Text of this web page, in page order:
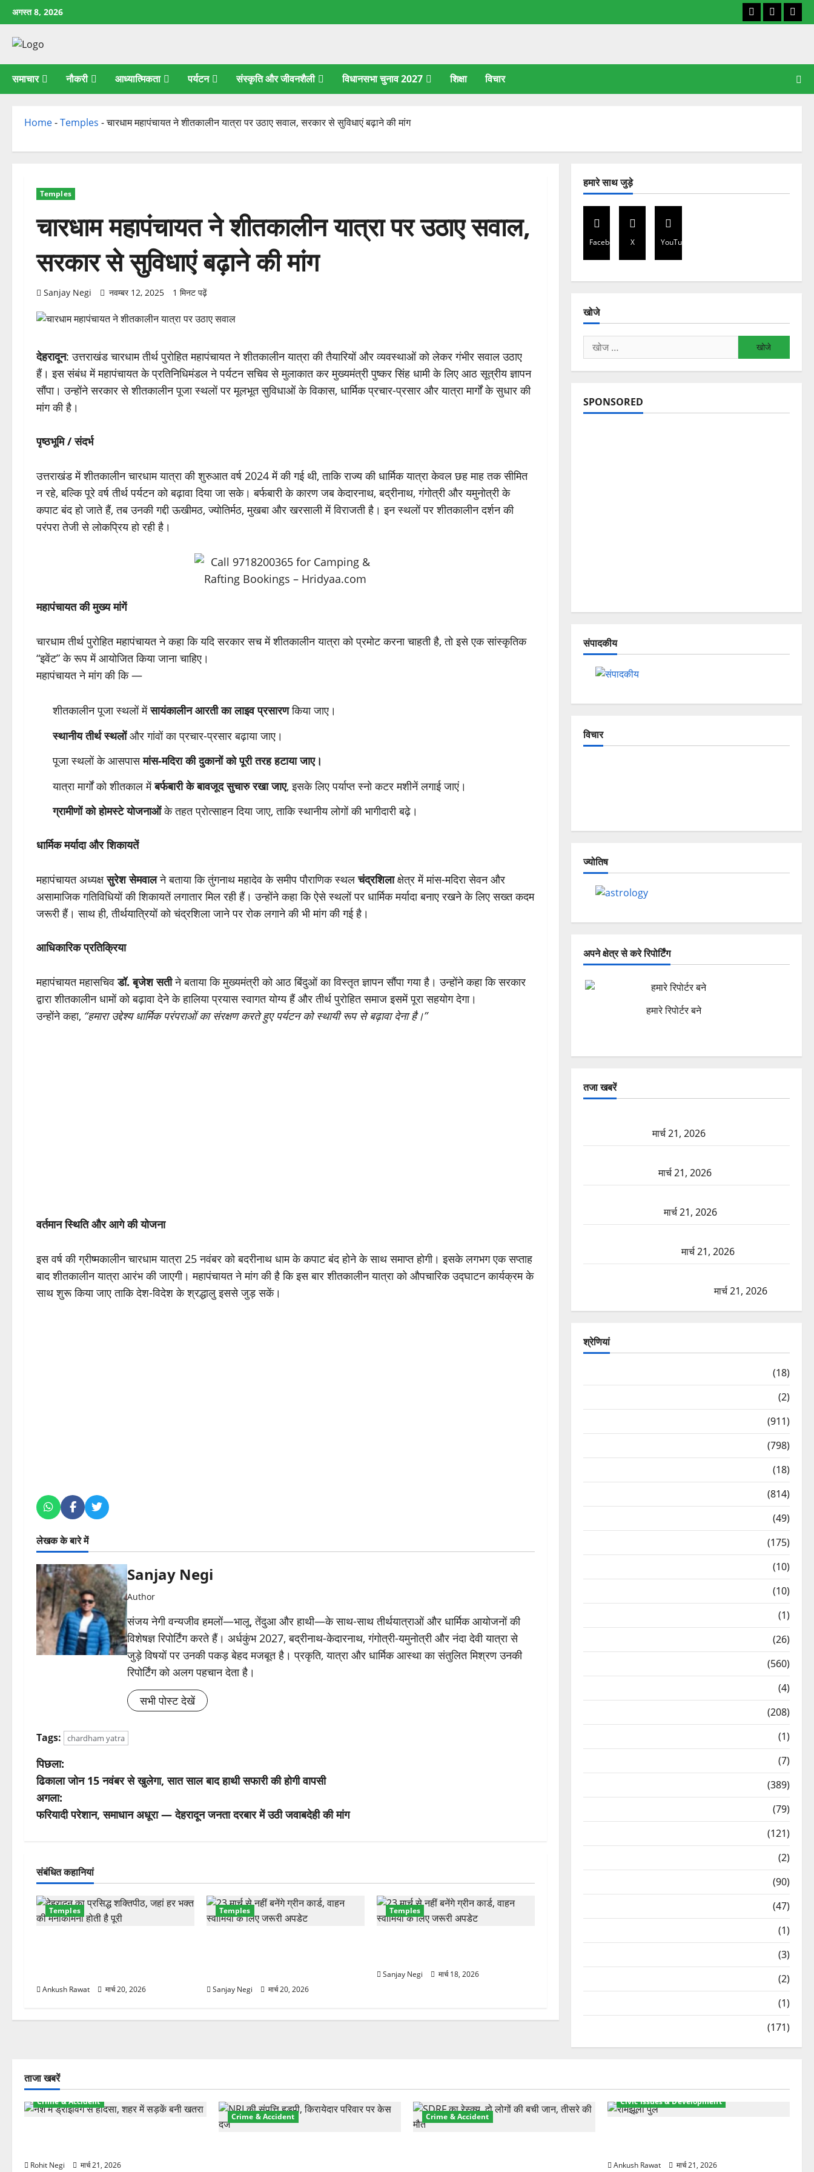
छोड़कर
सामग्री
अगस्त 8, 2026 Facebook
X
समाचार नौकरी आध्यात्मिकता पर्यटन संस्कृति और जीवनशैली विधानसभा चुनाव 2027 शिक्षा विचार
Home-Temples -चारधाम महापंचायत ने शीतकालीन यात्रा पर उठाए सवाल, सरकार से सुविधाएं बढ़ाने की मांग
Temples
चारधाम महापंचायत ने शीतकालीन यात्रा पर उठाए सवाल,
सरकार से सुविधाएं बढ़ाने की मांग
Sanjay Negi नवम्बर 12, 2025 1 मिनट पढ़ें
देहरादून: उत्तराखंड चारधाम तीर्थ पुरोहित महापंचायत ने शीतकालीन यात्रा की तैयारियों और व्यवस्थाओं को लेकर गंभीर सवाल उठाए
हैं। इस संबंध में महापंचायत के प्रतिनिधिमंडल ने पर्यटन सचिव से मुलाकात कर मुख्यमंत्री पुष्कर सिंह धामी के लिए आठ सूत्रीय ज्ञापन
सौंपा। उन्होंने सरकार से शीतकालीन पूजा स्थलों पर मूलभूत सुविधाओं के विकास, धार्मिक प्रचार-प्रसार और यात्रा मार्गों के सुधार की
मांग की है।
पृष्ठभूमि / संदर्भ
उत्तराखंड में शीतकालीन चारधाम यात्रा की शुरुआत वर्ष 2024 में की गई थी, ताकि राज्य की धार्मिक यात्रा केवल छह माह तक सीमित
न रहे, बल्कि पूरे वर्ष तीर्थ पर्यटन को बढ़ावा दिया जा सके। बर्फबारी के कारण जब केदारनाथ, बद्रीनाथ, गंगोत्री और यमुनोत्री के
कपाट बंद हो जाते हैं, तब उनकी गद्दी ऊखीमठ, ज्योतिर्मठ, मुखबा और खरसाली में विराजती है। इन स्थलों पर शीतकालीन दर्शन की
परंपरा तेजी से लोकप्रिय हो रही है।
महापंचायत की मुख्य मांगें
चारधाम तीर्थ पुरोहित महापंचायत ने कहा कि यदि सरकार सच में शीतकालीन यात्रा को प्रमोट करना चाहती है, तो इसे एक सांस्कृतिक
“इवेंट” के रूप में आयोजित किया जाना चाहिए।
महापंचायत ने मांग की कि —
शीतकालीन पूजा स्थलों मेंसायंकालीन आरती का लाइव प्रसारणकिया जाए।
स्थानीय तीर्थ स्थलोंऔर गांवों का प्रचार-प्रसार बढ़ाया जाए।
पूजा स्थलों के आसपासमांस-मदिरा की दुकानों को पूरी तरह हटाया जाए।
यात्रा मार्गों को शीतकाल मेंबर्फबारी के बावजूद सुचारु रखा जाए, इसके लिए पर्याप्त स्नो कटर मशीनें लगाई जाएं।
ग्रामीणों को होमस्टे योजनाओंके तहत प्रोत्साहन दिया जाए, ताकि स्थानीय लोगों की भागीदारी बढ़े।
धार्मिक मर्यादा और शिकायतें
महापंचायत अध्यक्षसुरेश सेमवालने बताया कि तुंगनाथ महादेव के समीप पौराणिक स्थलचंद्रशिलाक्षेत्र में मांस-मदिरा सेवन और
असामाजिक गतिविधियों की शिकायतें लगातार मिल रही हैं। उन्होंने कहा कि ऐसे स्थलों पर धार्मिक मर्यादा बनाए रखने के लिए सख्त कदम
जरूरी हैं। साथ ही, तीर्थयात्रियों को चंद्रशिला जाने पर रोक लगाने की भी मांग की गई है।
आधिकारिक प्रतिक्रिया
महापंचायत महासचिवडॉ. बृजेश सतीने बताया कि मुख्यमंत्री को आठ बिंदुओं का विस्तृत ज्ञापन सौंपा गया है। उन्होंने कहा कि सरकार
द्वारा शीतकालीन धामों को बढ़ावा देने के हालिया प्रयास स्वागत योग्य हैं और तीर्थ पुरोहित समाज इसमें पूरा सहयोग देगा।
उन्होंने कहा, “हमारा उद्देश्य धार्मिक परंपराओं का संरक्षण करते हुए पर्यटन को स्थायी रूप से बढ़ावा देना है।”
वर्तमान स्थिति और आगे की योजना
इस वर्ष की ग्रीष्मकालीन चारधाम यात्रा 25 नवंबर को बदरीनाथ धाम के कपाट बंद होने के साथ समाप्त होगी। इसके लगभग एक सप्ताह
बाद शीतकालीन यात्रा आरंभ की जाएगी। महापंचायत ने मांग की है कि इस बार शीतकालीन यात्रा को औपचारिक उद्घाटन कार्यक्रम के
साथ शुरू किया जाए ताकि देश-विदेश के श्रद्धालु इससे जुड़ सकें।
लेखक के बारे में
Sanjay Negi
Author
संजय नेगी वन्यजीव हमलों—भालू, तेंदुआ और हाथी—के साथ-साथ तीर्थयात्राओं और धार्मिक आयोजनों की
विशेषज्ञ रिपोर्टिंग करते हैं। अर्धकुंभ 2027, बद्रीनाथ-केदारनाथ, गंगोत्री-यमुनोत्री और नंदा देवी यात्रा से
जुड़े विषयों पर उनकी पकड़ बेहद मजबूत है। प्रकृति, यात्रा और धार्मिक आस्था का संतुलित मिश्रण उनकी
रिपोर्टिंग को अलग पहचान देता है।
सभी पोस्ट देखें
Tags: chardham yatra
पो
स्ट
ने
गे
श
न
पिछला:
ढिकाला जोन 15 नवंबर से खुलेगा, सात साल बाद हाथी सफारी की होगी वापसी
अगला:
फरियादी परेशान, समाधान अधूरा — देहरादून जनता दरबार में उठी जवाबदेही की मांग
संबंधित कहानियां
Temples
Ankush Rawat मार्च 20, 2026
Temples
Sanjay Negi मार्च 20, 2026
Temples
Sanjay Negi मार्च 18, 2026
हमारे साथ जुड़े
Facebook X YouTube
खोजे
निम्न
को
खोजें:
SPONSORED
संपादकीय
विचार
ज्योतिष
अपने क्षेत्र से करे रिपोर्टिंग
हमारे रिपोर्टर बने
तजा खबरें
मार्च 21, 2026
मार्च 21, 2026
मार्च 21, 2026
मार्च 21, 2026
मार्च 21, 2026
श्रेणियां
(18)
(2)
(911)
(798)
(18)
(814)
(49)
(175)
(10)
(10)
(1)
(26)
(560)
(4)
(208)
(1)
(7)
(389)
(79)
(121)
(2)
(90)
(47)
(1)
(3)
(2)
(1)
(171)
ताजा खबरें
Crime & Accident
Rohit Negi मार्च 21, 2026
Crime & Accident Crime & Accident
Civic Issues & Development
Ankush Rawat मार्च 21, 2026